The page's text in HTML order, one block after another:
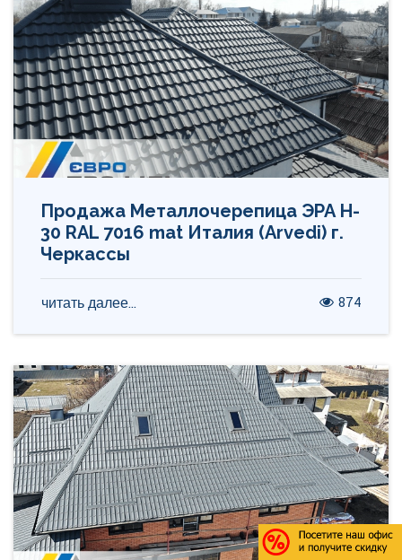
Продажа Металлочерепица ЭРА H-
30 RAL 7016 mat Италия (Arvedi) г.
Черкассы
читать далее... 874